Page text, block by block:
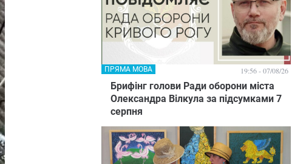
Брифінг голови Ради оборони міста
Олександра Вілкула за підсумками 7
серпня
ПРЯМА МОВА 19:56 - 07/08/26